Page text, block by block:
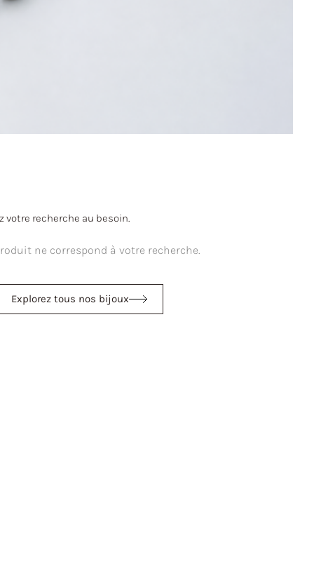
recherche au besoin.
ne correspond à votre recherche.
Explorez tous nos bijoux